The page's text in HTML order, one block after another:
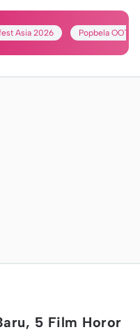
Asia 2026 Popbela OOTD
5 Film Horor